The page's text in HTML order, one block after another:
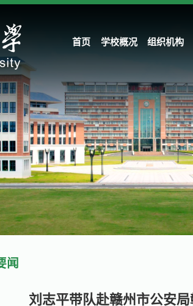
首页 学校概况 组织机构
闻
刘志平带队赴赣州市公安